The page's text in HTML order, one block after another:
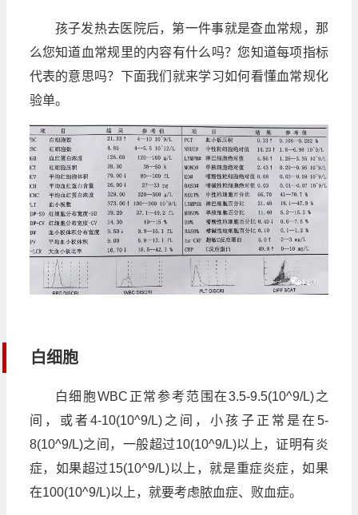
孩子发热去医院后，第一件事就是查血常规，那
么您知道血常规里的内容有什么吗？您知道每项指标
代表的意思吗？下面我们就来学习如何看懂血常规化
验单。
白细胞
白细胞WBC正常参考范围在3.5-9.5(10^9/L)之
间，或者4-10(10^9/L)之间，小孩子正常是在5-
8(10^9/L)之间，一般超过10(10^9/L)以上，证明有炎
症，如果超过15(10^9/L)以上，就是重症炎症，如果
在100(10^9/L)以上，就要考虑脓血症、败血症。